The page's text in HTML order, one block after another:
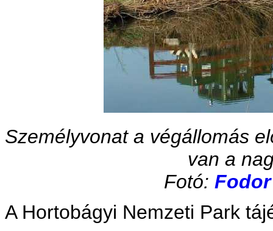
Személyvonat a végállomás
van a
Fotó:
A Hortobágyi Nemzeti Park